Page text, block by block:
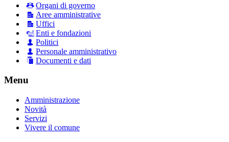
Organi di governo
Aree amministrative
Uffici
Enti e fondazioni
Politici
Personale amministrativo
Documenti e dati
Menu
Amministrazione
Novità
Servizi
Vivere il comune